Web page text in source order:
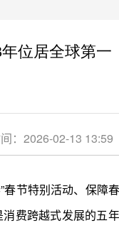
位居全球第一
：2026-02-13 13:59
节特别活动、保障
费跨越式发展的五